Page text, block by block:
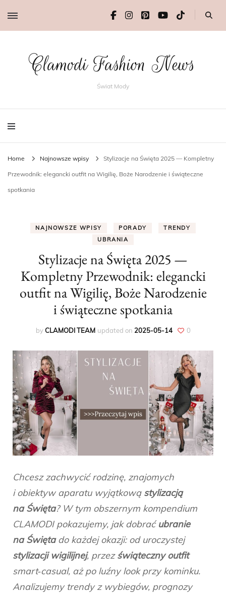
Clamodi Fashion News
Świat Mody
Home Najnowsze wpisy Stylizacje na Święta 2025 — Kompletny
Przewodnik: elegancki outfit na Wigilię, Boże Narodzenie i świąteczne
spotkania
NAJNOWSZE WPISY PORADY
TRENDY
UBRANIA
Stylizacje na Święta 2025 —
Kompletny Przewodnik: elegancki
outfit na Wigilię, Boże Narodzenie
i świąteczne spotkania
byCLAMODI TEAM updated on 2025-05-14 0
Chcesz zachwycić rodzinę, znajomych
i obiektyw aparatu wyjątkową stylizacją
na Święta? W tym obszernym kompendium
CLAMODI pokazujemy, jak dobraćubranie
na Świętado każdej okazji: od uroczystej
stylizacji wigilijnej, przezświąteczny outfit
smart‑casual, aż po luźny look przy kominku.
Analizujemy trendy z wybiegów, prognozy